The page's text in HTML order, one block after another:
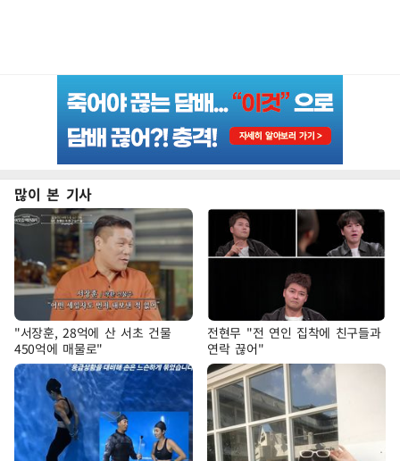
많이 본 기사
"서장훈, 28억에 산 서초 건물
450억에 매물로"
전현무 "전 연인 집착에 친구들과
연락 끊어"